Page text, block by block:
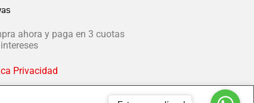
ahora y paga en 3 cuotas
Privacidad